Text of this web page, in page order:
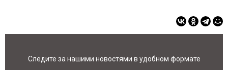
Следите за нашими новостями в удобном формате